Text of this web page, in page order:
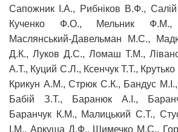
Сапожник І.А., Рибніков В.Ф.,
Кученко Ф.О., Мельник
Маслянський-Давельман М.С.,
Д.К., Луков Д.С., Ломаш Т.М.,
А.Т., Куций С.Л., Ксенчук Т.Т.,
Крикун А.М., Стрюк С.К., Бандус
Бабій З.Т., Баранюк А.І.,
Баранчук К.М., Малицький С.Т.,
І.М., Аркуша Д.Ф., Шимечко М.С.,